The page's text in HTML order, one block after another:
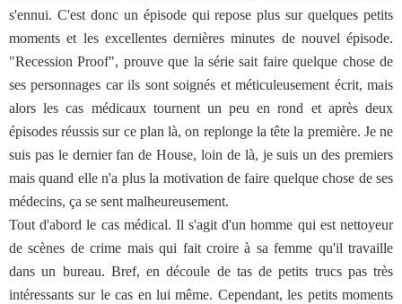
s'ennui. C'est donc un épisode qui repose plus sur quelques petits
moments et les excellentes dernières minutes de nouvel épisode.
"Recession Proof", prouve que la série sait faire quelque chose de
ses personnages car ils sont soignés et méticuleusement écrit, mais
alors les cas médicaux tournent un peu en rond et après deux
épisodes réussis sur ce plan là, on replonge la tête la première. Je ne
suis pas le dernier fan de House, loin de là, je suis un des premiers
mais quand elle n'a plus la motivation de faire quelque chose de ses
médecins, ça se sent malheureusement.
Tout d'abord le cas médical. Il s'agit d'un homme qui est nettoyeur
de scènes de crime mais qui fait croire à sa femme qu'il travaille
dans un bureau. Bref, en découle de tas de petits trucs pas très
intéressants sur le cas en lui même. Cependant, les petits moments